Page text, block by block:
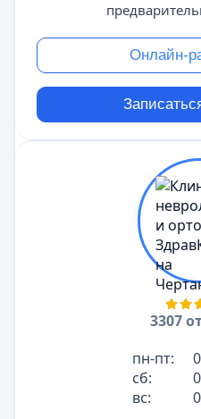
Онлайн-
3307
пн-пт:
сб:
вс: